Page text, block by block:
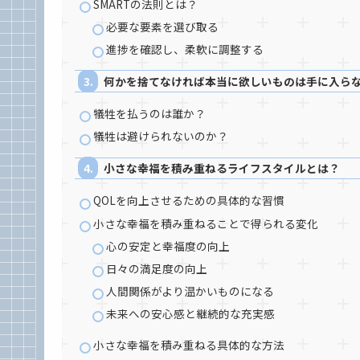
SMARTの法則とは？
必要な要素を選び取る
進捗を確認し、柔軟に調整する
何かを捨てなければ本当に欲しいものは手に入ら
犠牲を払うのは誰か？
犠牲は避けられないのか？
小さな幸福を積み重ねるライフスタイルとは？
QOLを向上させるための具体的な習慣
小さな幸福を積み重ねることで得られる変化
心の安定と幸福度の向上
日々の満足度の向上
人間関係がより温かいものになる
未来への安心感と継続的な充実感
小さな幸福を積み重ねる具体的な方法